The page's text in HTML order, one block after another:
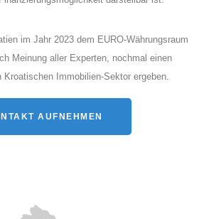
im Jahr 2023 dem EURO-Währungsraum
Meinung aller Experten, nochmal einen
Immobilien-Sektor ergeben.
AUFNEHMEN